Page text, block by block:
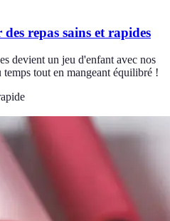
repas sains et rapides
devient un jeu d'enfant avec nos
temps tout en mangeant équilibré !